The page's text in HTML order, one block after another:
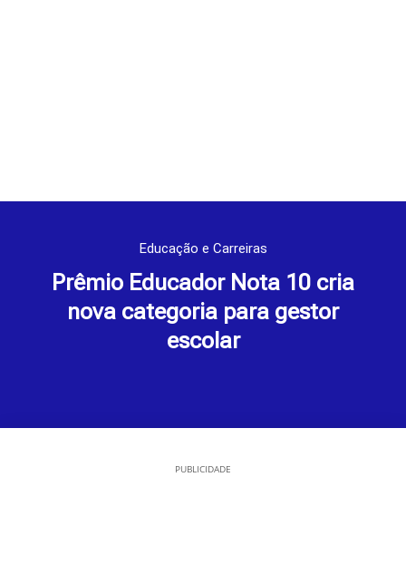
Educação e Carreiras
Prêmio Educador Nota 10 cria
nova categoria para gestor
escolar
PUBLICIDADE